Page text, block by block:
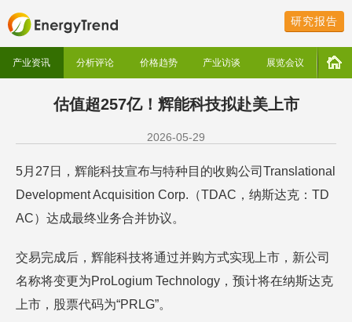
研究报告
产业资讯 分析评论 价格趋势 产业访谈 展览会议
估值超257亿！辉能科技拟赴美上市
2026-05-29
5月27日，辉能科技宣布与特种目的收购公司Translational
Development Acquisition Corp.（TDAC，纳斯达克：TD
AC）达成最终业务合并协议。
交易完成后，辉能科技将通过并购方式实现上市，新公司
名称将变更为ProLogium Technology，预计将在纳斯达克
上市，股票代码为“PRLG”。